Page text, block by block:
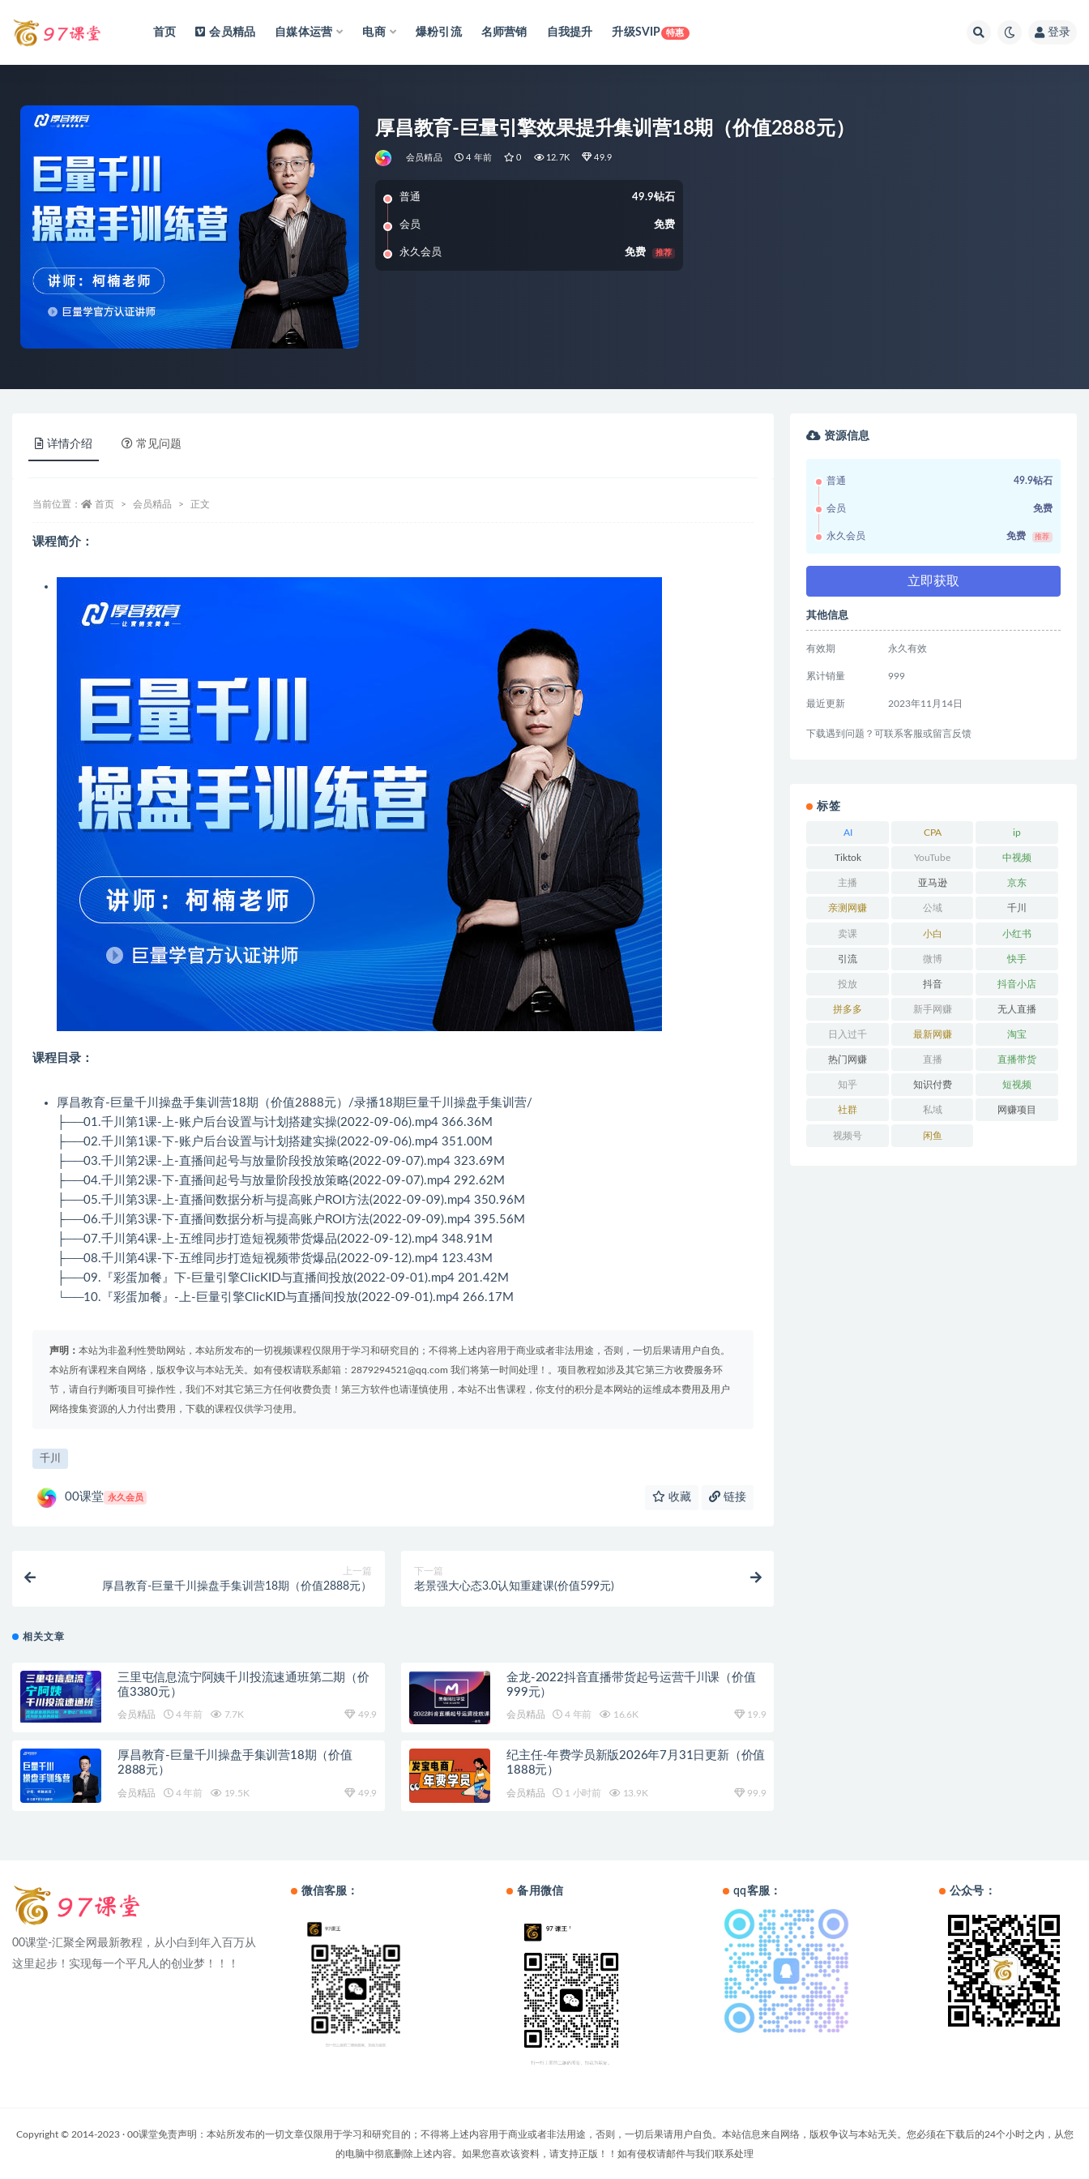
首页 会员精品 自媒体运营 电商 爆粉引流 名师营销 自我提升 升级SVIP 特惠 登录
厚昌教育-巨量引擎效果提升集训营18期（价值2888元）
会员精品 4 年前 0 12.7K 49.9
普通 49.9钻石
会员 免费
永久会员 免费 推荐
详情介绍 常见问题
当前位置： 首页 会员精品 正文
课程简介：
课程目录：
厚昌教育-巨量千川操盘手集训营18期（价值2888元）/录播18期巨量千川操盘手集训营/
├──01.千川第1课-上-账户后台设置与计划搭建实操(2022-09-06).mp4 366.36M
├──02.千川第1课-下-账户后台设置与计划搭建实操(2022-09-06).mp4 351.00M
├──03.千川第2课-上-直播间起号与放量阶段投放策略(2022-09-07).mp4 323.69M
├──04.千川第2课-下-直播间起号与放量阶段投放策略(2022-09-07).mp4 292.62M
├──05.千川第3课-上-直播间数据分析与提高账户ROI方法(2022-09-09).mp4 350.96M
├──06.千川第3课-下-直播间数据分析与提高账户ROI方法(2022-09-09).mp4 395.56M
├──07.千川第4课-上-五维同步打造短视频带货爆品(2022-09-12).mp4 348.91M
├──08.千川第4课-下-五维同步打造短视频带货爆品(2022-09-12).mp4 123.43M
├──09.『彩蛋加餐』下-巨量引擎ClicKID与直播间投放(2022-09-01).mp4 201.42M
└──10.『彩蛋加餐』-上-巨量引擎ClicKID与直播间投放(2022-09-01).mp4 266.17M
声明： 本站为非盈利性赞助网站，本站所发布的一切视频课程仅限用于学习和研究目的；不得将上述内容用于商业或者非法用途，否则，一切后果请用户自负。
本站所有课程来自网络，版权争议与本站无关。如有侵权请联系邮箱：2879294521@qq.com 我们将第一时间处理！。项目教程如涉及其它第三方收费服务环
节，请自行判断项目可操作性，我们不对其它第三方任何收费负责！第三方软件也请谨慎使用，本站不出售课程，你支付的积分是本网站的运维成本费用及用户
网络搜集资源的人力付出费用，下载的课程仅供学习使用。
千川
00课堂 永久会员 收藏 链接
上一篇
厚昌教育-巨量千川操盘手集训营18期（价值2888元）
下一篇
老景强大心态3.0认知重建课(价值599元)
相关文章
三里屯信息流宁阿姨千川投流速通班第二期（价
值3380元）
会员精品 4 年前 7.7K 49.9
金龙-2022抖音直播带货起号运营千川课（价值
999元）
会员精品 4 年前 16.6K 19.9
厚昌教育-巨量千川操盘手集训营18期（价值
2888元）
会员精品 4 年前 19.5K 49.9
纪主任-年费学员新版2026年7月31日更新（价值
1888元）
会员精品 1 小时前 13.9K 99.9
资源信息
普通 49.9钻石
会员 免费
永久会员 免费 推荐
立即获取
其他信息
有效期 永久有效
累计销量 999
最近更新 2023年11月14日
下载遇到问题？可联系客服或留言反馈
标签
AI CPA ip
Tiktok YouTube 中视频
主播 亚马逊 京东
亲测网赚 公域 千川
卖课 小白 小红书
引流 微博 快手
投放 抖音 抖音小店
拼多多 新手网赚 无人直播
日入过千 最新网赚 淘宝
热门网赚 直播 直播带货
知乎 知识付费 短视频
社群 私域 网赚项目
视频号 闲鱼
00课堂-汇聚全网最新教程，从小白到年入百万从
这里起步！实现每一个平凡人的创业梦！！！
微信客服： 备用微信 qq客服： 公众号：
Copyright © 2014-2023 · 00课堂免责声明：本站所发布的一切文章仅限用于学习和研究目的；不得将上述内容用于商业或者非法用途，否则，一切后果请用户自负。本站信息来自网络，版权争议与本站无关。您必须在下载后的24个小时之内，从您
的电脑中彻底删除上述内容。如果您喜欢该资料，请支持正版！！如有侵权请邮件与我们联系处理